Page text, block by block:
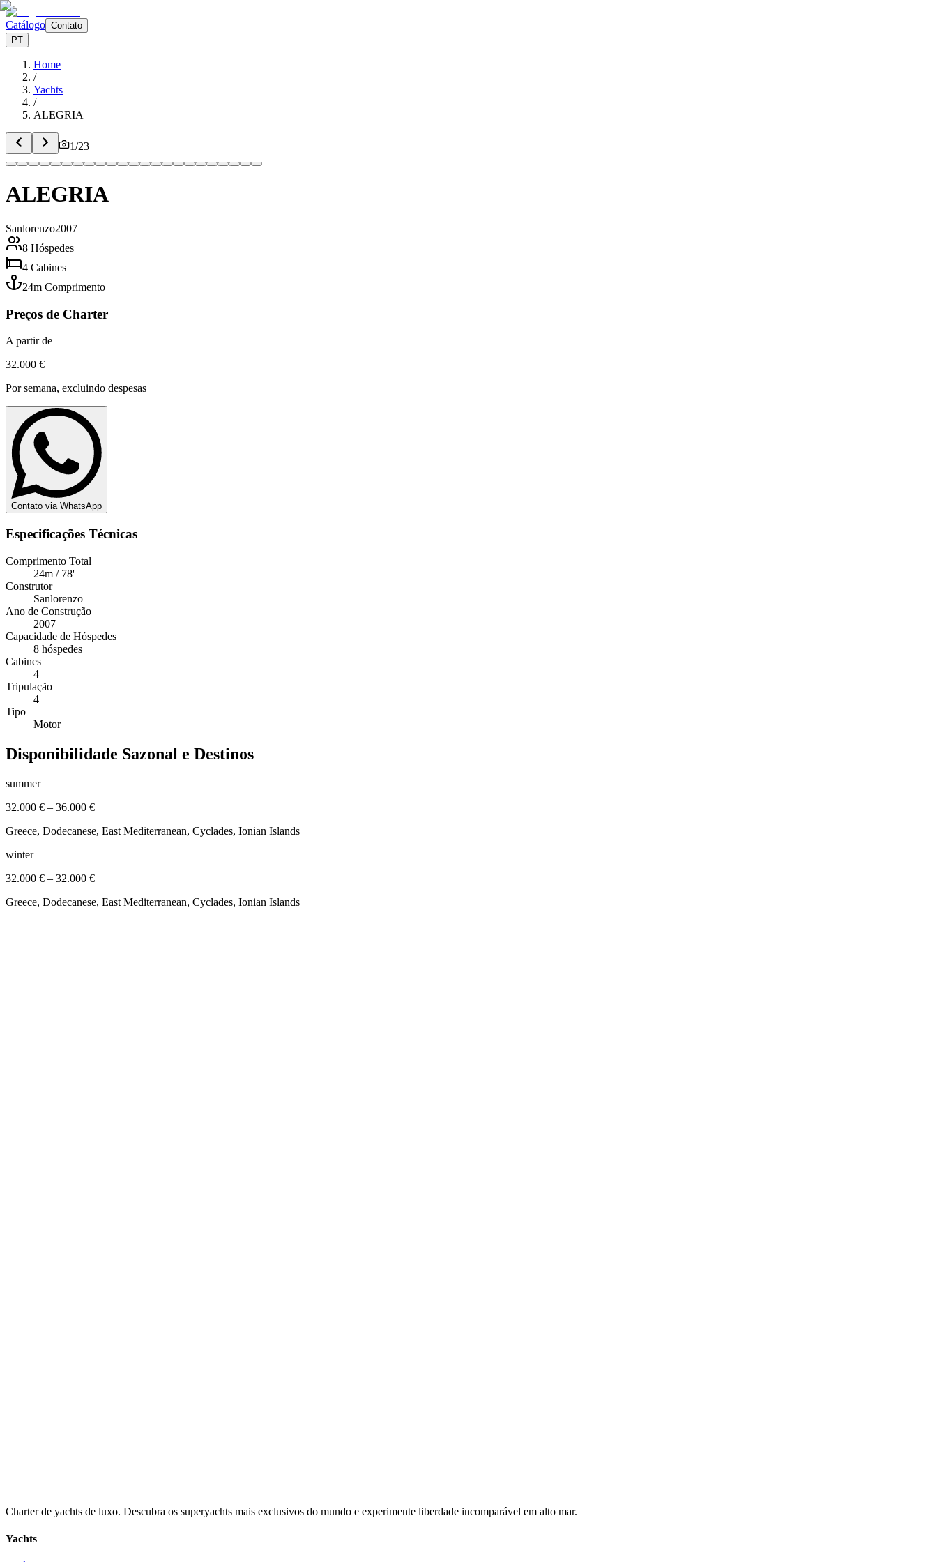
Catálogo Contato
PT
Home
/
Yachts
/
ALEGRIA
1/23
ALEGRIA
Sanlorenzo2007
8 Hóspedes
4 Cabines
24m Comprimento
Preços de Charter
A partir de
32.000 €
Por semana, excluindo despesas
Contato via WhatsApp
Especificações Técnicas
Comprimento Total
24m / 78'
Construtor
Sanlorenzo
Ano de Construção
2007
Capacidade de Hóspedes
8 hóspedes
Cabines
4
Tripulação
4
Tipo
Motor
Disponibilidade Sazonal e Destinos
summer
32.000 € – 36.000 €
Greece, Dodecanese, East Mediterranean, Cyclades, Ionian Islands
winter
32.000 € – 32.000 €
Greece, Dodecanese, East Mediterranean, Cyclades, Ionian Islands
Charter de yachts de luxo. Descubra os superyachts mais exclusivos do mundo e experimente liberdade incomparável em alto mar.
Yachts